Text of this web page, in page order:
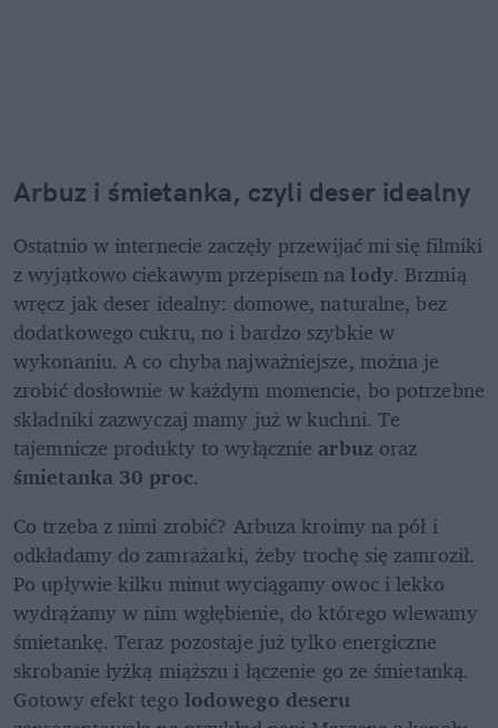
Arbuz i śmietanka, czyli deser idealny
Ostatnio w internecie zaczęły przewijać mi się filmiki
z wyjątkowo ciekawym przepisem na lody. Brzmią
wręcz jak deser idealny: domowe, naturalne, bez
dodatkowego cukru, no i bardzo szybkie w
wykonaniu. A co chyba najważniejsze, można je
zrobić dosłownie w każdym momencie, bo potrzebne
składniki zazwyczaj mamy już w kuchni. Te
tajemnicze produkty to wyłącznie arbuz
śmietanka 30 proc.
Co trzeba z nimi zrobić? Arbuza kroimy na pół i
odkładamy do zamrażarki, żeby trochę się zamroził.
Po upływie kilku minut wyciągamy owoc i lekko
wydrążamy w nim wgłębienie, do którego wlewamy
śmietankę. Teraz pozostaje już tylko energiczne
skrobanie łyżką miąższu i łączenie go ze śmietanką.
Gotowy efekt tego